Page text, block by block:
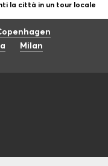
la città in un tour locale
Milan